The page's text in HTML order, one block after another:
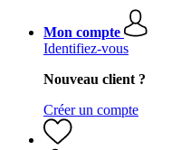
Mon compte
Identifiez-vous
Nouveau client ?
Créer un compte